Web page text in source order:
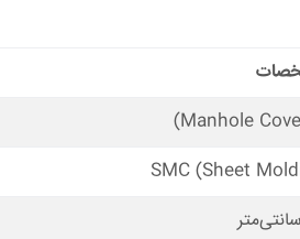
SMC (Sheet